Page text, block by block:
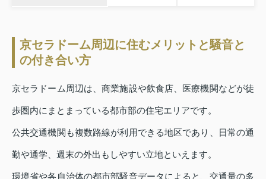
京セラドーム周辺に住むメリットと騒音と
の付き合い方
京セラドーム周辺は、商業施設や飲食店、医療機関などが徒
歩圏内にまとまっている都市部の住宅エリアです。
公共交通機関も複数路線が利用できる地区であり、日常の通
勤や通学、週末の外出もしやすい立地といえます。
環境省や各自治体の都市部騒音データによると、交通量の多